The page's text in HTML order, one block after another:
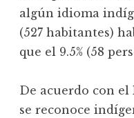
algún idioma
(527 habitantes)
que el 9.5% (58
De acuerdo con el
se reconoce